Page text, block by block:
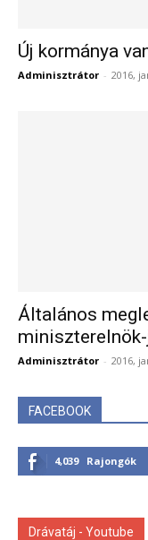
Új kormánya
Adminisztrátor - 2016,
Általános
Adminisztrátor - 2016,
FACEBOOK
4,039 Rajongók
Drávatáj - Youtube